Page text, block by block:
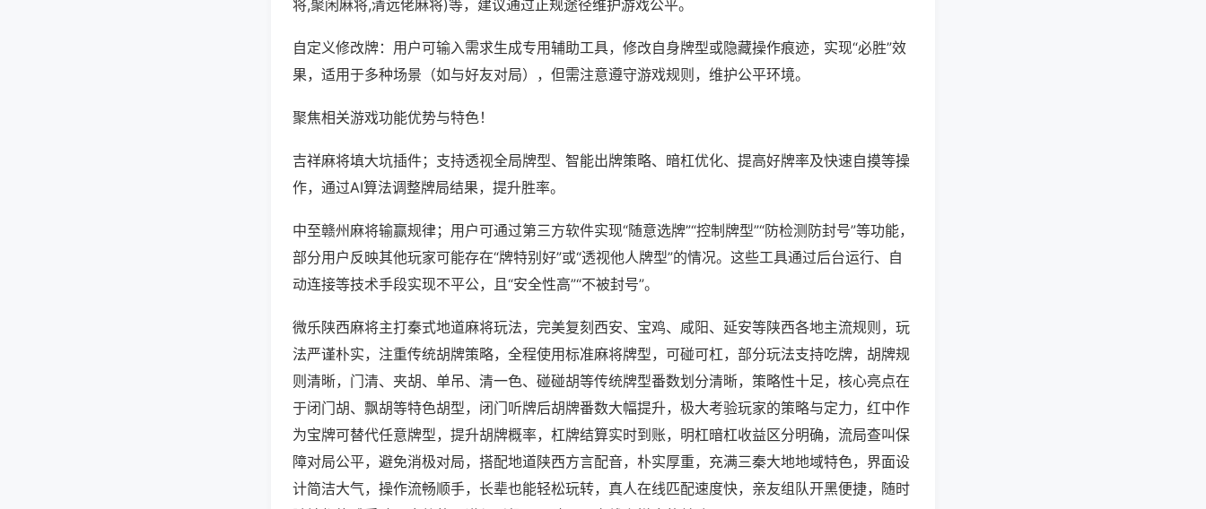
将,聚闲麻将,清远佬麻将)等，建议通过正规途径维护游戏公平。
自定义修改牌：用户可输入需求生成专用辅助工具，修改自身牌型或隐藏操作痕迹，实现“必胜”效
果，适用于多种场景（如与好友对局），但需注意遵守游戏规则，维护公平环境。
聚焦相关游戏功能优势与特色！
吉祥麻将填大坑插件；支持透视全局牌型、智能出牌策略、暗杠优化、提高好牌率及快速自摸等操
作，通过AI算法调整牌局结果，提升胜率。
中至赣州麻将输赢规律；用户可通过第三方软件实现“随意选牌”“控制牌型”“防检测防封号”等功能，
部分用户反映其他玩家可能存在“牌特别好”或“透视他人牌型”的情况。这些工具通过后台运行、自
动连接等技术手段实现不平公，且“安全性高”“不被封号”。
微乐陕西麻将主打秦式地道麻将玩法，完美复刻西安、宝鸡、咸阳、延安等陕西各地主流规则，玩
法严谨朴实，注重传统胡牌策略，全程使用标准麻将牌型，可碰可杠，部分玩法支持吃牌，胡牌规
则清晰，门清、夹胡、单吊、清一色、碰碰胡等传统牌型番数划分清晰，策略性十足，核心亮点在
于闭门胡、飘胡等特色胡型，闭门听牌后胡牌番数大幅提升，极大考验玩家的策略与定力，红中作
为宝牌可替代任意牌型，提升胡牌概率，杠牌结算实时到账，明杠暗杠收益区分明确，流局查叫保
障对局公平，避免消极对局，搭配地道陕西方言配音，朴实厚重，充满三秦大地地域特色，界面设
计简洁大气，操作流畅顺手，长辈也能轻松玩转，真人在线匹配速度快，亲友组队开黑便捷，随时